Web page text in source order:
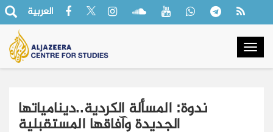
العربية
ندوة: المسألة الكردية..دينامياتها
الجديدة وآفاقها المستقبلية